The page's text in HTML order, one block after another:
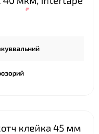
клейка 45 мм